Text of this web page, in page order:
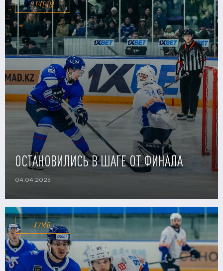
ОТЧЕТЫ
ОСТАНОВИЛИСЬ В ШАГЕ ОТ ФИНАЛА
04.04.2025
ХУМО